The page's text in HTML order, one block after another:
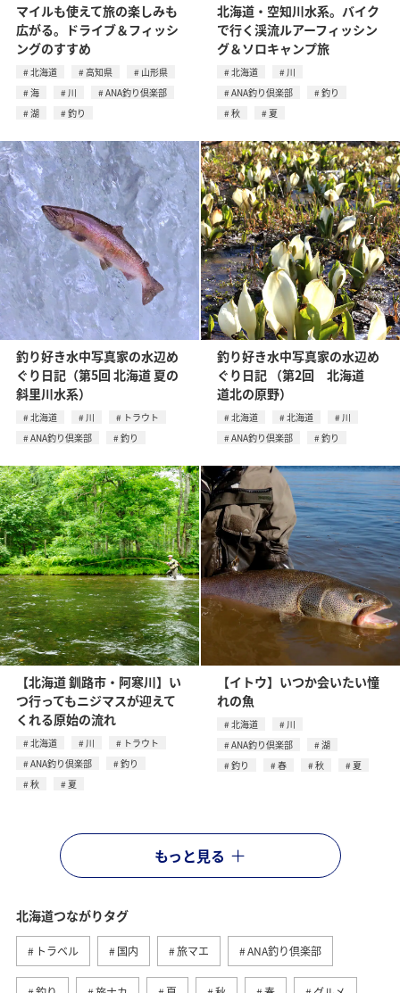
マイルも使えて旅の楽しみも
広がる。ドライブ＆フィッシ
ングのすすめ
北海道 高知県
山形県
海
川
ANA釣り倶楽部
湖
釣り
北海道・空知川水系。バイク
で行く渓流ルアーフィッシン
グ＆ソロキャンプ旅
北海道
川
ANA釣り倶楽部
釣り
秋
夏
釣り好き水中写真家の水辺め
ぐり日記（第5回 北海道 夏の
斜里川水系）
北海道 川
トラウト
ANA釣り倶楽部
釣り
釣り好き水中写真家の水辺め
ぐり日記 （第2回 北海道
道北の原野）
北海道 北海道
川
ANA釣り倶楽部
釣り
【北海道 釧路市・阿寒川】い
つ行ってもニジマスが迎えて
くれる原始の流れ
北海道 川
トラウト
ANA釣り倶楽部
釣り
秋
夏
【イトウ】いつか会いたい憧
れの魚
北海道
川
ANA釣り倶楽部
湖
釣り
春 秋 夏
もっと見る
北海道つながりタグ
トラベル 国内 旅マエ ANA釣り倶楽部